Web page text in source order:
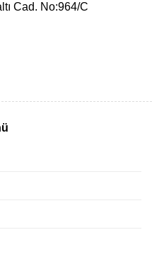
Cad. No:964/C